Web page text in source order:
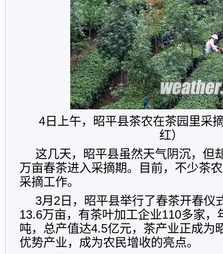
4日上午，昭平县茶农在茶园里采
红）
这几天，昭平县虽然天气阴沉，但
万亩春茶进入采摘期。目前，不少茶
采摘工作。
3月2日，昭平县举行了春茶开春仪
13.6万亩，有茶叶加工企业110多家，
吨，总产值达4.5亿元，茶产业正成为
优势产业，成为农民增收的亮点。